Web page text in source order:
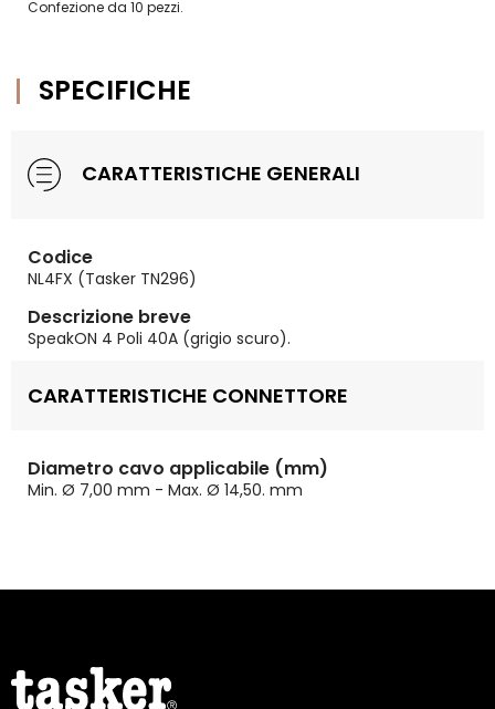
Confezione da 10 pezzi.
SPECIFICHE
CARATTERISTICHE GENERALI
Codice
NL4FX (Tasker TN296)
Descrizione breve
SpeakON 4 Poli 40A (grigio scuro).
CARATTERISTICHE CONNETTORE
Diametro cavo applicabile (mm)
Min. Ø 7,00 mm - Max. Ø 14,50. mm